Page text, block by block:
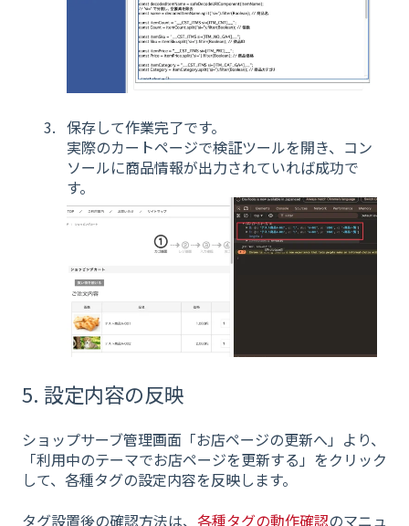
保存して作業完了です。
実際のカートページで検証ツールを開き、コン
ソールに商品情報が出力されていれば成功で
す。
5. 設定内容の反映
ショップサーブ管理画面「お店ページの更新へ」より、
「利用中のテーマでお店ページを更新する」をクリック
して、各種タグの設定内容を反映します。
タグ設置後の確認方法は、 各種タグの動作確認のマニュ